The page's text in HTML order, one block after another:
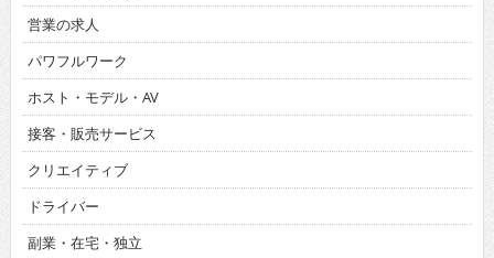
営業の求人
パワフルワーク
ホスト・モデル・AV
接客・販売サービス
クリエイティブ
ドライバー
副業・在宅・独立